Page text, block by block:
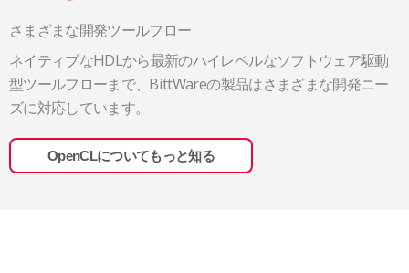
さまざまな開発ツールフロー
ネイティブなHDLから最新のハイレベルなソフトウェア駆動
型ツールフローまで、BittWareの製品はさまざまな開発ニー
ズに対応しています。
OpenCLについてもっと知る